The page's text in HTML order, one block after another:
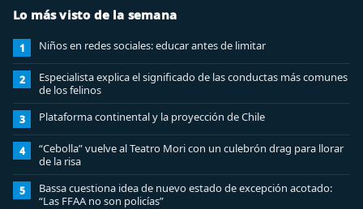
Lo más visto de la semana
1 Niños en redes sociales: educar antes de limitar
2
Especialista explica el significado de las conductas más comunes
de los felinos
3 Plataforma continental y la proyección de Chile
4
“Cebolla” vuelve al Teatro Mori con un culebrón drag para llorar
de la risa
5
Bassa cuestiona idea de nuevo estado de excepción acotado:
“Las FFAA no son policías”